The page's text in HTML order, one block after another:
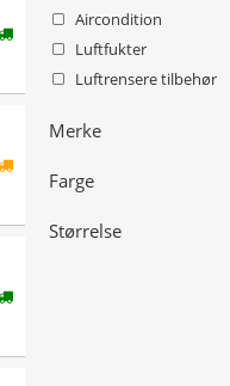
Aircondition
Luftfukter
Luftrensere tilbehør
Merke
Farge
Størrelse